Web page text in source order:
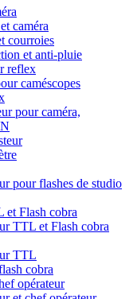
caméra
courroies
et anti-pluie
reflex
caméscopes
pour caméra,
pour flashes de studio
et Flash cobra
TTL et Flash cobra
TTL
cobra
opérateur